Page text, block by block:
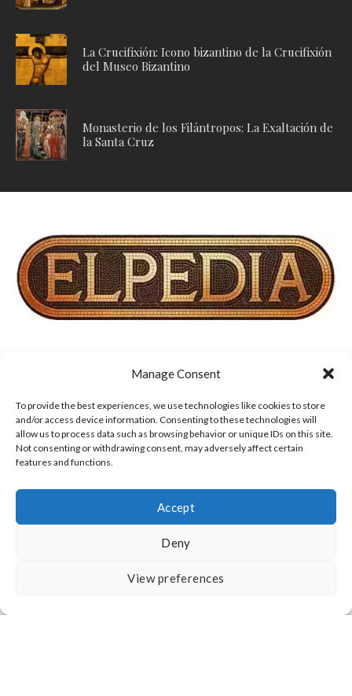
Manage Consent
To provide the best experiences, we use technologies like cookies to store
and/or access device information. Consenting to these technologies will
allow us to process data such as browsing behavior or unique IDs on this site.
Not consenting or withdrawing consent, may adversely affect certain
features and functions.
Accept
Deny
View preferences
La Crucifixión: Icono bizantino de la Crucifixión
del Museo Bizantino
Monasterio de los Filántropos: La Exaltación de
la Santa Cruz
PRIVACIDAD
DESCARGO DE RESPONSABILIDAD SOBRE NOSOTROS
All Rights Reserved